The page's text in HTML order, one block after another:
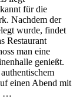
für die
Nachdem der
wurde, findet
Restaurant
man eine
genießt.
einen Abend mit
…